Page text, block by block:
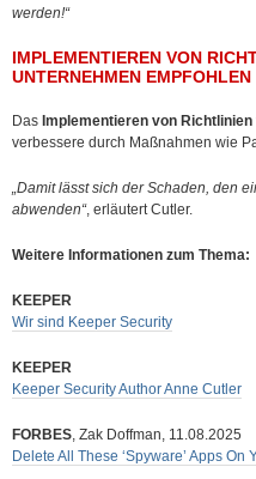
werden!“
IMPLEMENTIEREN VON
UNTERNEHMEN EMPFOHLEN
Das Implementieren von
verbessere durch Maßnahmen wie
„Damit lässt sich der Schaden, den
abwenden“, erläutert Cutler.
Weitere Informationen zum Thema:
KEEPER
Wir sind Keeper Security
KEEPER
Keeper Security Author Anne Cutler
FORBES, Zak Doffman, 11.08.2025
Delete All These ‘Spyware’ Apps On